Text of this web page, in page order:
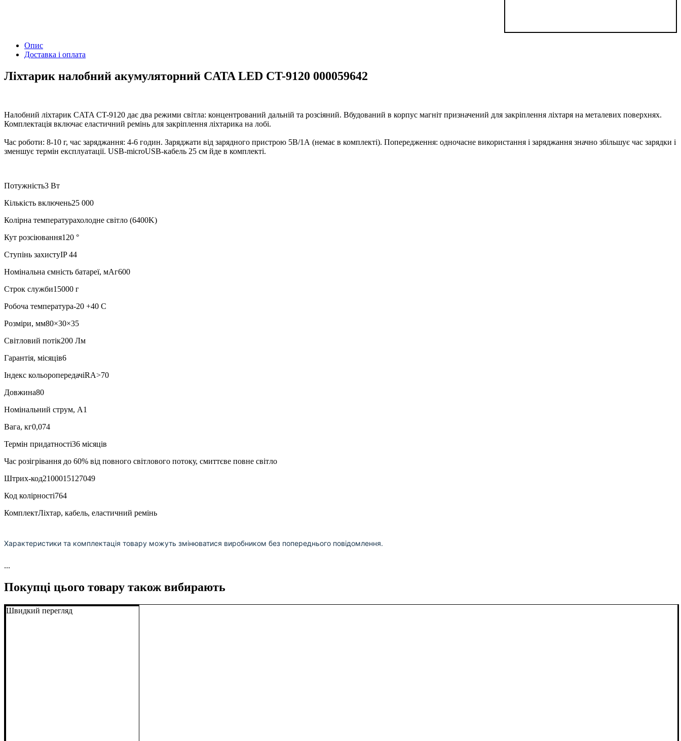
Опис
Доставка і оплата
Ліхтарик налобний акумуляторний CATA LED CT-9120 000059642
Налобний ліхтарик CATA CT-9120 дає два режими світла: концентрований дальній та розсіяний. Вбудований в корпус магніт призначений для закріплення ліхтаря на металевих поверхнях.
Комплектація включає еластичний ремінь для закріплення ліхтарика на лобі.
Час роботи: 8-10 г, час заряджання: 4-6 годин. Заряджати від зарядного пристрою 5В/1А (немає в комплекті). Попередження: одночасне використання і заряджання значно збільшує час зарядки і
зменшує термін експлуатації. USB-microUSB-кабель 25 см йде в комплекті.
Потужність3 Вт
Кількість включень25 000
Колірна температурахолодне світло (6400K)
Кут розсіювання120 °
Ступінь захистуIP 44
Номінальна ємність батареї, мАг600
Строк служби15000 г
Робоча температура-20 +40 C
Розміри, мм80×30×35
Світловий потік200 Лм
Гарантія, місяців6
Індекс кольоропередачіRA>70
Довжина80
Номінальний струм, А1
Вага, кг0,074
Термін придатності36 місяців
Час розігрівання до 60% від повного світлового потоку, смиттєве повне світло
Штрих-код2100015127049
Код колірності764
КомплектЛіхтар, кабель, еластичний ремінь
Характеристики та комплектація товару можуть змінюватися виробником без попереднього повідомлення.
...
Покупці цього товару також вибирають
Швидкий перегляд